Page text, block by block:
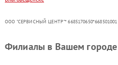
ООО "СЕРВИСНЫЙ ЦЕНТР"* 6685170650*668501001
Филиалы в Вашем городе